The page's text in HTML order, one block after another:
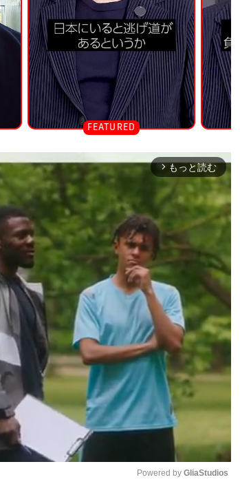
arrow_forward_ios もっと読む
Powered by GliaStudios